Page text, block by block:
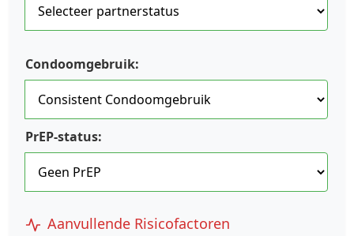
Condoomgebruik:
PrEP-status:
Aanvullende Risicofactoren